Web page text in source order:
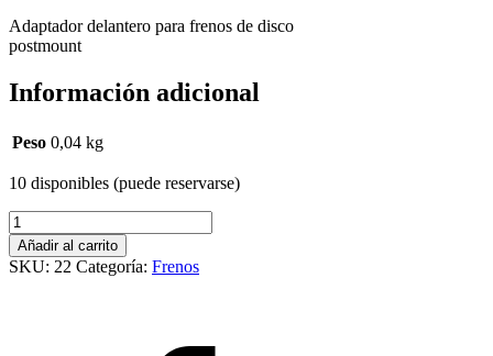
Adaptador delantero para frenos de disco
postmount
Información adicional
Peso 0,04 kg
10 disponibles (puede reservarse)
Adaptér
přední
FORCE
POST/
Añadir al carrito
SKU: 22 Categoría: Frenos